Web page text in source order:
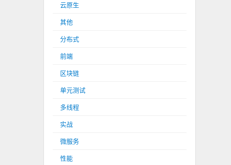
云原生
其他
分布式
前端
区块链
单元测试
多线程
实战
微服务
性能